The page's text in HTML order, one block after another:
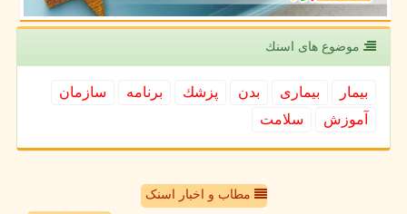
موضوع های اسنك
بیمار بیماری بدن پزشك برنامه
سازمان
آموزش
سلامت
مطاب و اخبار اسنک